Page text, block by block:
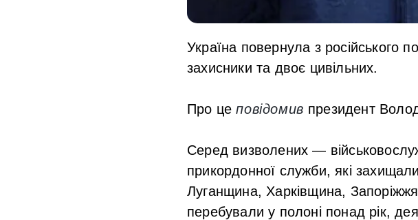
Україна повернула з російського
захисники та двоє цивільних.
Про цеповідомив президент
Серед визволених —
прикордонної служби, які
Луганщина, Харківщина,
перебували у полоні понад рік,